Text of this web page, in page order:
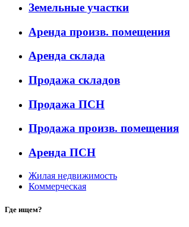
Земельные участки
Аренда произв. помещения
Аренда склада
Продажа складов
Продажа ПСН
Продажа произв. помещения
Аренда ПСН
Жилая недвижимость
Коммерческая
Где ищем?